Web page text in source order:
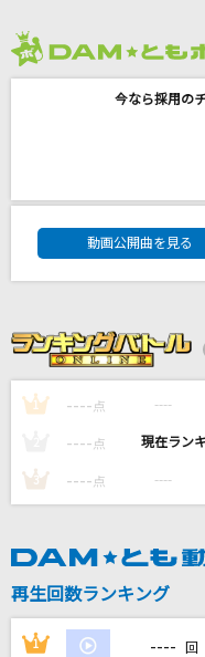
Mrs. GREEN APPLE
川崎鷹也
紫陽花
抱きしめたい
山口百恵
今なら採用の
DAM★ともボ
動画公開曲を見る
1 ---- 点 ----
---- 点 ----
3 ---- 点 ----
再生回数ランキング
1 ---- 回